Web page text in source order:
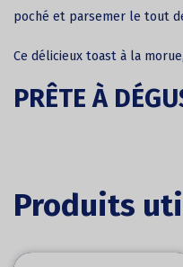
poché et parsemer le tout
Ce délicieux toast à la
PRÊTE À
Produits